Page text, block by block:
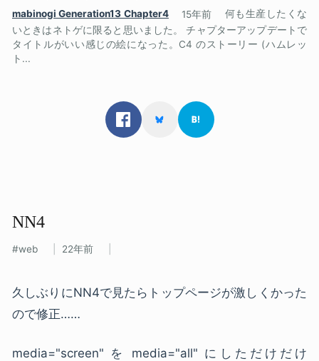
mabinogi Generation13 Chapter4
15年前
何も生産したくな
いときはネトゲに限ると思いました。 チャプターアップデートで
タイトルがいい感じの絵になった。C4 のストーリー (ハムレッ
ト...
NN4
web 22年前
久しぶりにNN4で見たらトップページが激しくかった
ので修正……
media="screen" を media="all" にしただけだけ